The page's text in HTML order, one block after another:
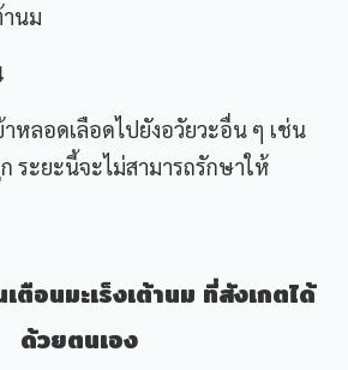
านม
าหลอดเลือดไปยังอวัยวะอื่น ๆ เช่น
ระยะนี้จะไม่สามารถรักษาให้
อนมะเร็งเต้านม ที่สังเกตได้
ด้วยตนเอง